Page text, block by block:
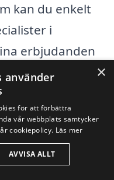
kan du enkelt
i
erbjudanden
i närheten
kan hitta
×
använder
för att förbättra
vår webbplats samtycker
cookiepolicy. Läs mer
AVVISA ALLT